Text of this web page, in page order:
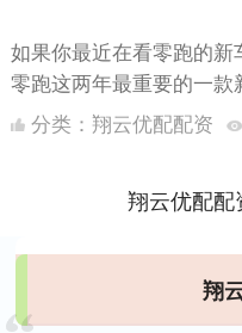
如果你最近在看零跑的
零跑这两年最重要的一
跑汽车的未来，产生重要
分类： 翔云优配配资
翔云优配
翔